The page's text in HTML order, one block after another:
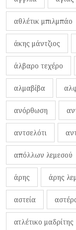
αθλέτικ μπιλμπάο
άκης μάντζιος
άλβαρο τεχέρο
αλμαβίβα
ανόρθωση
αντσελότι
απόλλων λεμεσού
άρης άρης
αστεία
ατλέτικο μαδρίτης